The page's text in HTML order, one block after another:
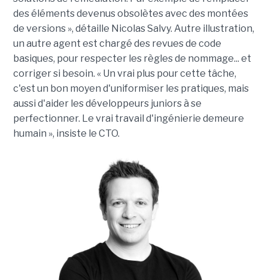
des éléments devenus obsolètes avec des montées
de versions », détaille Nicolas Salvy. Autre illustration,
un autre agent est chargé des revues de code
basiques, pour respecter les règles de nommage... et
corriger si besoin. « Un vrai plus pour cette tâche,
c'est un bon moyen d'uniformiser les pratiques, mais
aussi d'aider les développeurs juniors à se
perfectionner. Le vrai travail d'ingénierie demeure
humain », insiste le CTO.